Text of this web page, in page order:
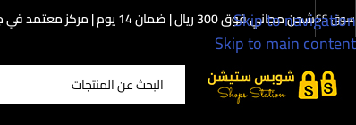
Skip to navigation
Skip to main content
سوق SS شحن مجاني فوق 300 ريال | ضمان 14 يوم | مركز معتمد في جدة